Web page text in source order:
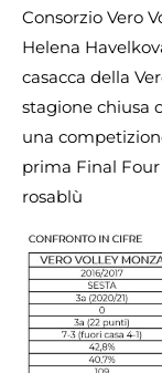
Consorzio Vero
Helena
casacca della
stagione chiusa
una
prima Final Four
rosablù